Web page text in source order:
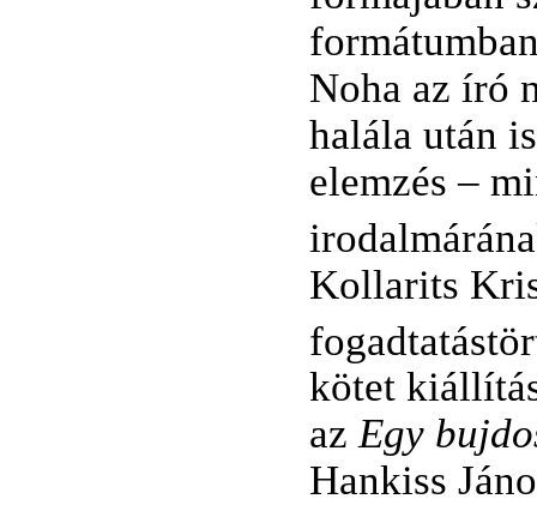
Noha az író
halála után
elemzés –
Kollarits
kötet
az Egy
Hankiss